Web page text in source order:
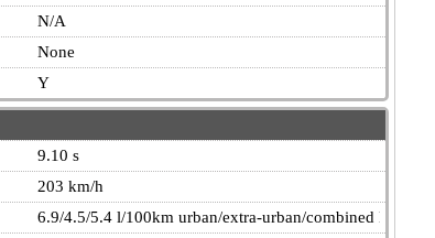
N/A
None
Y
9.10 s
203 km/h
6.9/4.5/5.4 l/100km urban/extra-urban/combined EU5